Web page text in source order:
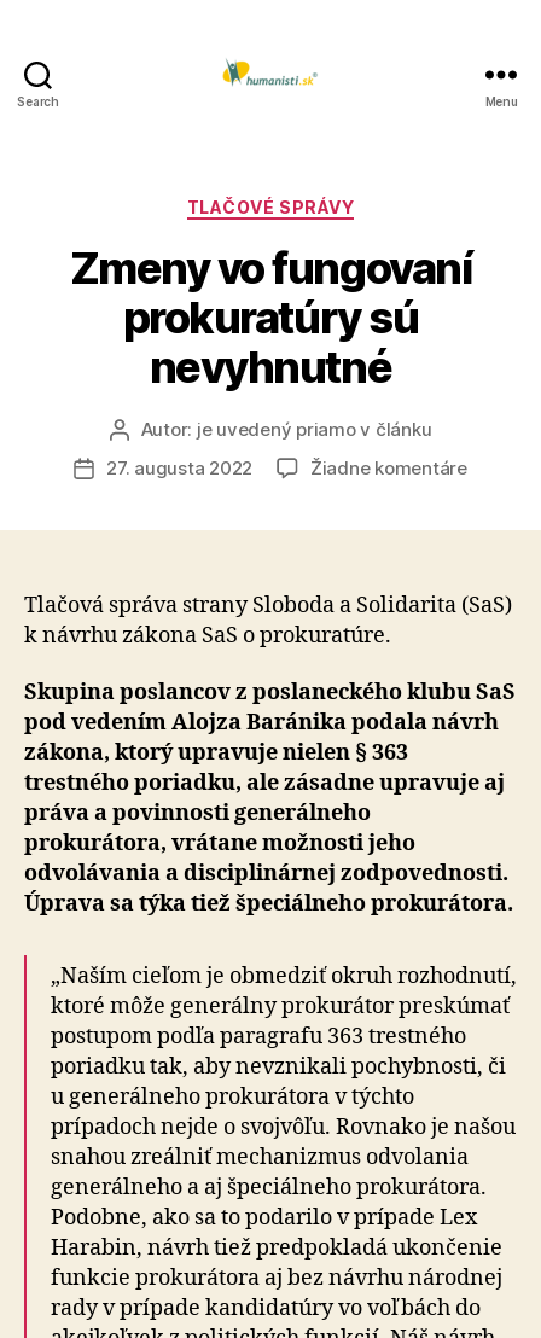
Search Menu
Kategórie
TLAČOVÉ SPRÁVY
Zmeny vo fungovaní
prokuratúry sú
nevyhnutné
Autor
článku
Autor: je uvedený priamo v článku
Dátum
27. augusta 2022 Žiadne komentárena
sú
Tlačová správa strany Sloboda a Solidarita (SaS)
k návrhu zákona SaS o prokuratúre.
Skupina poslancov z poslaneckého klubu SaS
pod vedením Alojza Baránika podala návrh
zákona, ktorý upravuje nielen § 363
trestného poriadku, ale zásadne upravuje aj
práva a povinnosti generálneho
prokurátora, vrátane možnosti jeho
odvolávania a disciplinárnej zodpovednosti.
Úprava sa týka tiež špeciálneho prokurátora.
„Naším cieľom je obmedziť okruh rozhodnutí,
ktoré môže generálny prokurátor preskúmať
postupom podľa paragrafu 363 trestného
poriadku tak, aby nevznikali pochybnosti, či
u generálneho prokurátora v týchto
prípadoch nejde o svojvôľu. Rovnako je našou
snahou zreálniť mechanizmus odvolania
generálneho a aj špeciálneho prokurátora.
Podobne, ako sa to podarilo v prípade Lex
Harabin, návrh tiež predpokladá ukončenie
funkcie prokurátora aj bez návrhu národnej
rady v prípade kandidatúry vo voľbách do